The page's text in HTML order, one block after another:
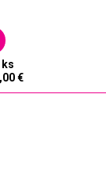
ks
€